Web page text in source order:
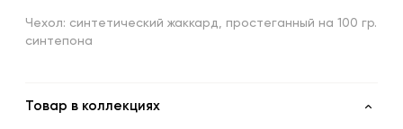
Чехол: синтетический жаккард, простеганный на 100 гр.
синтепона
Товар в коллекциях